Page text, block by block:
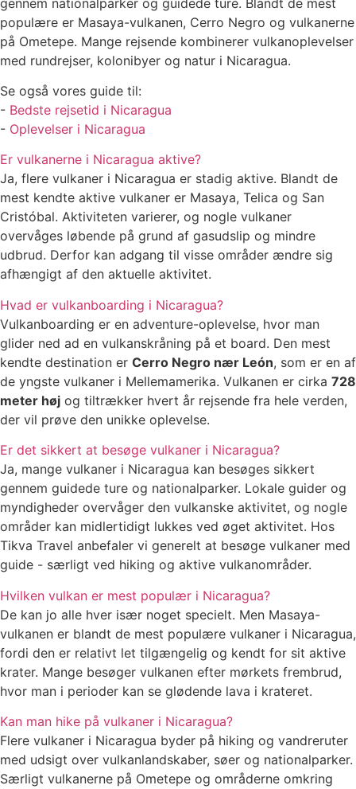
populære er Masaya-vulkanen, Cerro Negro og vulkanerne
på Ometepe. Mange rejsende kombinerer vulkanoplevelser
med rundrejser, kolonibyer og natur i Nicaragua.
Se også vores guide til:
- Bedste rejsetid i Nicaragua
- Oplevelser i Nicaragua
Er vulkanerne i Nicaragua aktive?
Ja, flere vulkaner i Nicaragua er stadig aktive. Blandt de
mest kendte aktive vulkaner er Masaya, Telica og San
Cristóbal. Aktiviteten varierer, og nogle vulkaner
overvåges løbende på grund af gasudslip og mindre
udbrud. Derfor kan adgang til visse områder ændre sig
afhængigt af den aktuelle aktivitet.
Hvad er vulkanboarding i Nicaragua?
Vulkanboarding er en adventure-oplevelse, hvor man
glider ned ad en vulkanskråning på et board. Den mest
kendte destination er Cerro Negro nær León, som er en af
de yngste vulkaner i Mellemamerika. Vulkanen er cirka 728
meter høj og tiltrækker hvert år rejsende fra hele verden,
der vil prøve den unikke oplevelse.
Er det sikkert at besøge vulkaner i Nicaragua?
Ja, mange vulkaner i Nicaragua kan besøges sikkert
gennem guidede ture og nationalparker. Lokale guider og
myndigheder overvåger den vulkanske aktivitet, og nogle
områder kan midlertidigt lukkes ved øget aktivitet. Hos
Tikva Travel anbefaler vi generelt at besøge vulkaner med
guide - særligt ved hiking og aktive vulkanområder.
Hvilken vulkan er mest populær i Nicaragua?
De kan jo alle hver især noget specielt. Men Masaya-
vulkanen er blandt de mest populære vulkaner i Nicaragua,
fordi den er relativt let tilgængelig og kendt for sit aktive
krater. Mange besøger vulkanen efter mørkets frembrud,
hvor man i perioder kan se glødende lava i krateret.
Kan man hike på vulkaner i Nicaragua?
Flere vulkaner i Nicaragua byder på hiking og vandreruter
med udsigt over vulkanlandskaber, søer og nationalparker.
Særligt vulkanerne på Ometepe og områderne omkring